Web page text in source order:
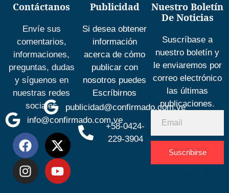
Contáctanos
Envíe sus
comentarios,
informaciones,
preguntas, dudas
y síguenos en
nuestras redes
sociales
info@confirmado.com.ve
Publicidad
Si desea obtener
información
acerca de cómo
publicar con
nosotros puedes
Escríbirnos
publicidad@confirmado.com.ve
+58-0424-
229-3904
Nuestro Boletín
De Noticias
Suscríbase a
nuestro boletín y
le enviaremos por
correo electrónico
las últimas
publicaciones.
Suscribirse